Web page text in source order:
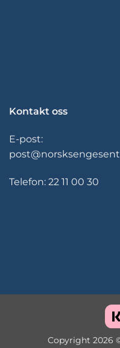
Kontakt oss
E-post:
Telefon: 22 11 00 30
Copyright 2026